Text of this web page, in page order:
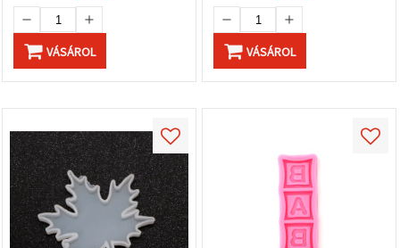
VÁSÁROL VÁSÁROL